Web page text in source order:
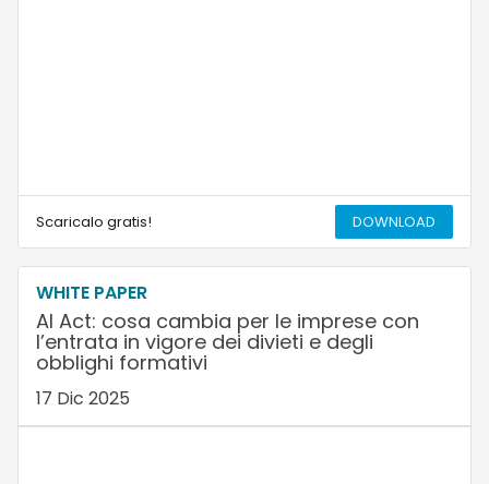
Scaricalo gratis! DOWNLOAD
WHITE PAPER
AI Act: cosa cambia per le imprese con
l’entrata in vigore dei divieti e degli
obblighi formativi
17 Dic 2025